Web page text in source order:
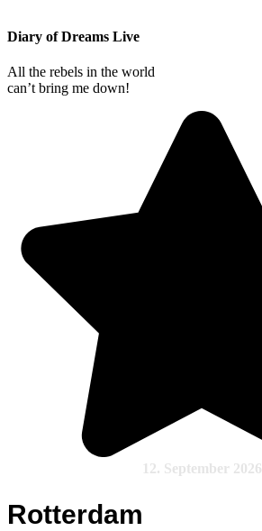
Diary of Dreams Live
All the rebels in the world
can’t bring me down!
12. September 2026
Rotterdam